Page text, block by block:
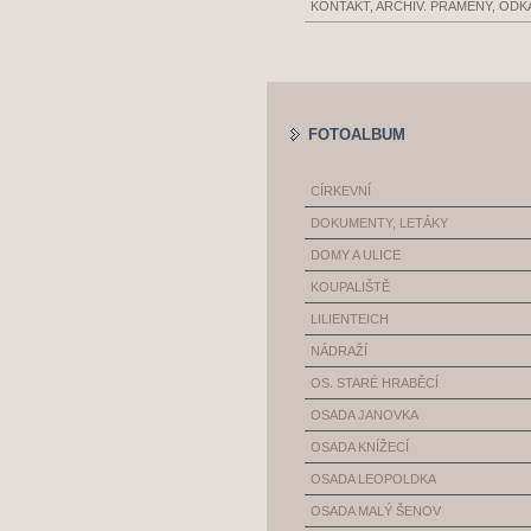
KONTAKT, ARCHIV. PRAMENY,
FOTOALBUM
CÍRKEVNÍ
DOKUMENTY, LETÁKY
DOMY A ULICE
KOUPALIŠTĚ
LILIENTEICH
NÁDRAŽÍ
OS. STARÉ HRABĚCÍ
OSADA JANOVKA
OSADA KNÍŽECÍ
OSADA LEOPOLDKA
OSADA MALÝ ŠENOV